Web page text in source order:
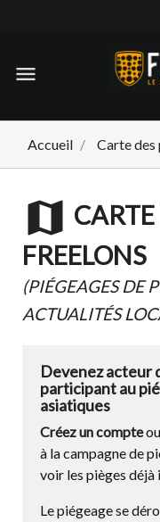
menu
Accueil Carte des
map CARTE
FREELONS
(PIÉGEAGES DE
ACTUALITÉS
Devenez acteur
participant au
asiatiques
Créez un compteou
à la campagne de
voir les pièges déjà
Le piégeage se